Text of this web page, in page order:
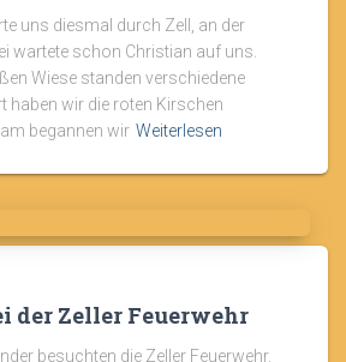
uns diesmal durch Zell, an der
wartete schon Christian auf uns.
Wiese standen verschiedene
haben wir die roten Kirschen
begannen wir Weiterlesen
der Zeller Feuerwehr
besuchten die Zeller Feuerwehr.